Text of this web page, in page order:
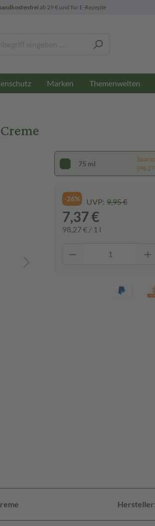
ab 29 € und für E-Rezepte
Marken Themenwelten
75 ml
(98,27
-26% UVP: 9,95 €
7,37 €
98,27 € / 1 l